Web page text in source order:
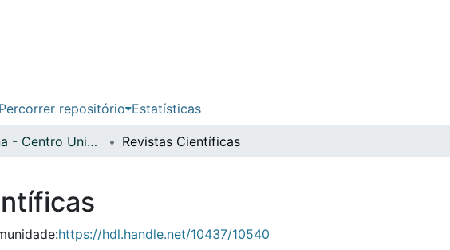
Percorrer repositório Estatísticas
ULusófona - Centro Universitário do Porto Revistas Científicas
https://hdl.handle.net/10437/10540